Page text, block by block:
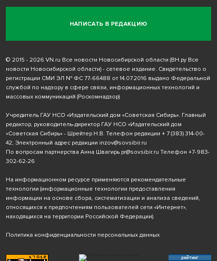
НАПИСАТЬ В РЕДАКЦИЮ
© 2015 - 2026 VN.ru Все новости Новосибирской области (ВН.ру Все
новости Новосибирской области) - сетевое издание. Свидетельство о
регистрации СМИ ЭЛ № ФС 77-66488 от 14.07.2016 выдано Федеральной
службой по надзору в сфере связи, информационных технологий и
массовых коммуникаций (Роскомнадзор)
Учредитель ГАУ НСО «Издательский дом «Советская Сибирь». Главный
редактор, руководитель-директор ГАУ НСО «Издательский дом
«Советская Сибирь» - Шрейтер Н.В. Телефон редакции + 7 (383) 314-00-
42; Электронный адрес редакции inzov@sovsibir.ru
По вопросам партнерства Анна Швагирь pr@sovsibir.ru Телефон +7-983-
302-62-26
На информационном ресурсе применяются рекомендательные
технологии (информационные технологии предоставления
информации на основе сбора, систематизации и анализа сведений,
относящихся к предпочтениям пользователей сети «Интернет»,
находящихся на территории Российской Федерации).
Политика конфиденциальности персональных данных